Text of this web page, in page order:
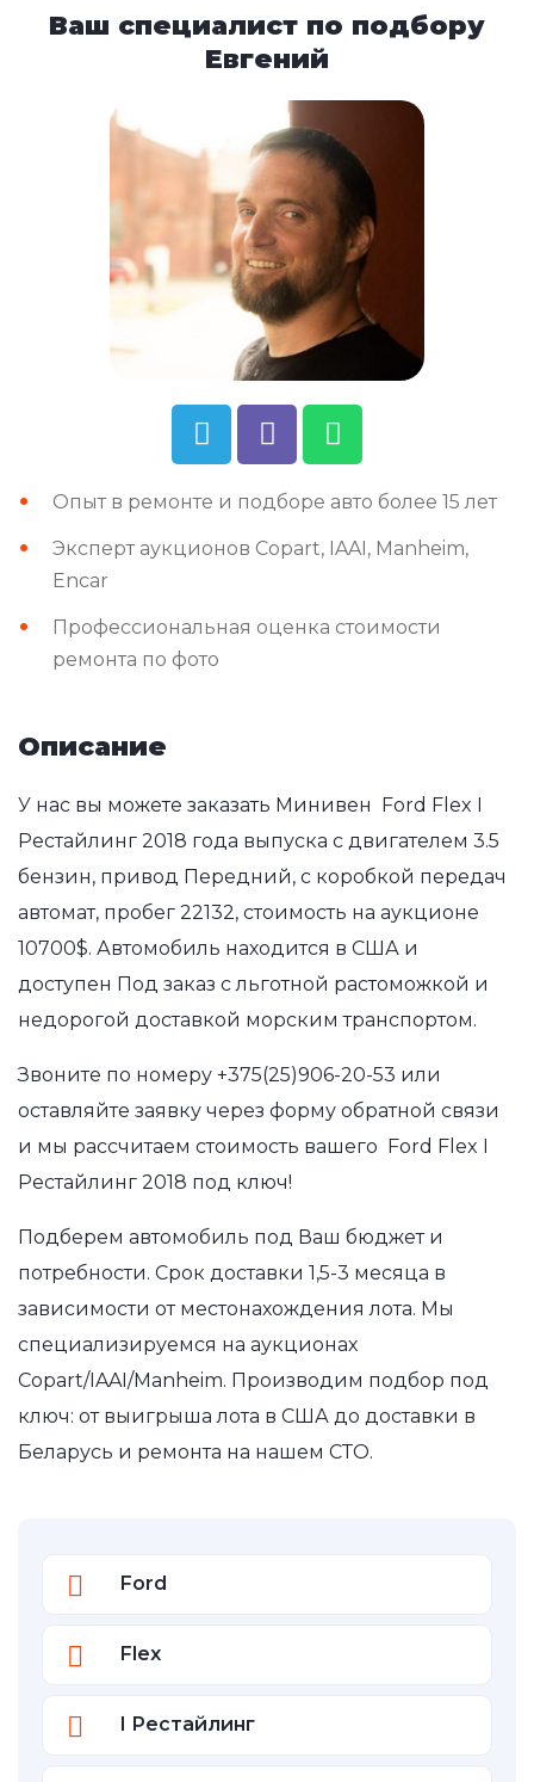
Ваш специалист по подбору
Евгений
Опыт в ремонте и подборе авто более 15 лет
Эксперт аукционов Copart, IAAI, Manheim,
Encar
Профессиональная оценка стоимости
ремонта по фото
Описание
У нас вы можете заказать Минивен Ford Flex I
Рестайлинг 2018 года выпуска с двигателем 3.5
бензин, привод Передний, с коробкой передач
автомат, пробег 22132, стоимость на аукционе
10700$. Автомобиль находится в США и
доступен Под заказ с льготной растоможкой и
недорогой доставкой морским транспортом.
Звоните по номеру +375(25)906-20-53 или
оставляйте заявку через форму обратной связи
и мы рассчитаем стоимость вашего Ford Flex I
Рестайлинг 2018 под ключ!
Подберем автомобиль под Ваш бюджет и
потребности. Срок доставки 1,5-3 месяца в
зависимости от местонахождения лота. Мы
специализируемся на аукционах
Copart/IAAI/Manheim. Производим подбор под
ключ: от выигрыша лота в США до доставки в
Беларусь и ремонта на нашем СТО.
Ford
Flex
I Рестайлинг